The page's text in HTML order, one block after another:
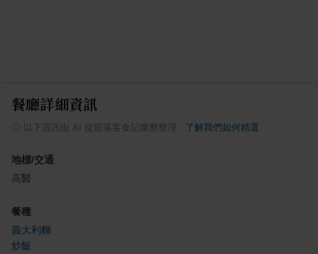
餐廳詳細資訊
以下資訊由 AI 從部落客食記彙整整理 了解我們如何精選
地標/交通
高醫
餐種
義大利麵
炒飯